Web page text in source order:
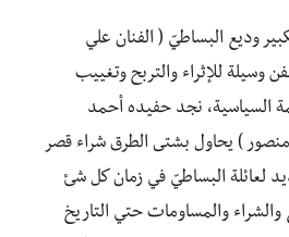
وديع البساطيّ ( الفنان علي
وسيلة للإثراء والتربح وتغييب
السياسية، نجد حفيده أحمد
) يحاول بشتى الطرق شراء قصر
لعائلة البساطيّ في زمان كل شئ
والمساومات حتي التاريخ